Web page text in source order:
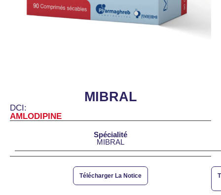
MIBRAL
DCI:
AMLODIPINE
Spécialité
MIBRAL
Télécharger La Notice